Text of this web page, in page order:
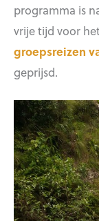
programma is
vrije tijd voor
groepsreizen
geprijsd.